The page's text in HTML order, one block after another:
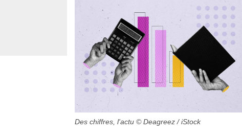
Des chiffres, l'actu © Deagreez / iStock